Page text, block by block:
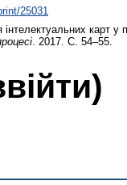
25031
інтелектуальних карт у
. 2017. С. 54–55.